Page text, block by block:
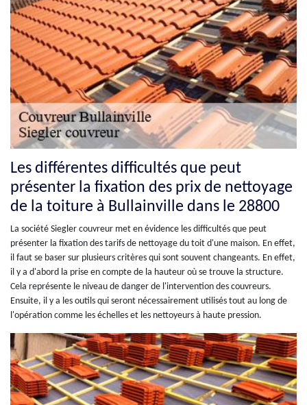
Les différentes difficultés que peut
présenter la fixation des prix de nettoyage
de la toiture à Bullainville dans le 28800
La société Siegler couvreur met en évidence les difficultés que peut
présenter la fixation des tarifs de nettoyage du toit d'une maison. En effet,
il faut se baser sur plusieurs critères qui sont souvent changeants. En effet,
il y a d'abord la prise en compte de la hauteur où se trouve la structure.
Cela représente le niveau de danger de l'intervention des couvreurs.
Ensuite, il y a les outils qui seront nécessairement utilisés tout au long de
l'opération comme les échelles et les nettoyeurs à haute pression.